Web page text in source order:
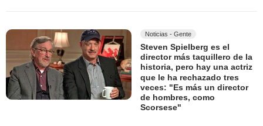
Noticias - Gente
Steven Spielberg es el
director más taquillero de la
historia, pero hay una actriz
que le ha rechazado tres
veces: "Es más un director
de hombres, como
Scorsese"